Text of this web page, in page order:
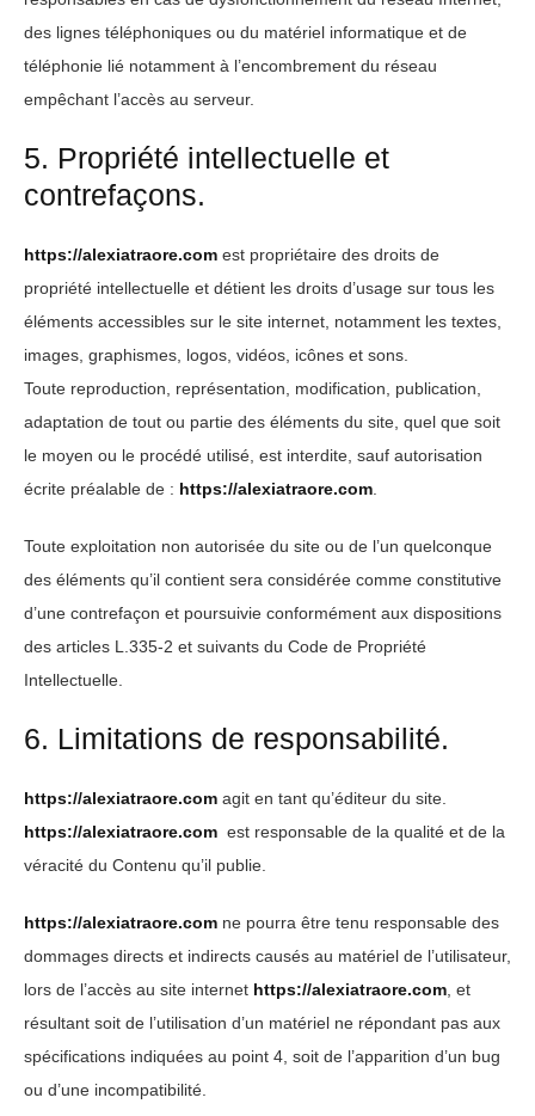
des lignes téléphoniques ou du matériel informatique et de
téléphonie lié notamment à l’encombrement du réseau
empêchant l’accès au serveur.
5. Propriété intellectuelle et
contrefaçons.
https://alexiatraore.com est propriétaire des droits de
propriété intellectuelle et détient les droits d’usage sur tous les
éléments accessibles sur le site internet, notamment les textes,
images, graphismes, logos, vidéos, icônes et sons.
Toute reproduction, représentation, modification, publication,
adaptation de tout ou partie des éléments du site, quel que soit
le moyen ou le procédé utilisé, est interdite, sauf autorisation
écrite préalable de : https://alexiatraore.com
Toute exploitation non autorisée du site ou de l’un quelconque
des éléments qu’il contient sera considérée comme constitutive
d’une contrefaçon et poursuivie conformément aux dispositions
des articles L.335-2 et suivants du Code de Propriété
Intellectuelle.
6. Limitations de responsabilité.
https://alexiatraore.com agit en tant qu’éditeur du site.
https://alexiatraore.com est responsable de la qualité et de la
véracité du Contenu qu’il publie.
https://alexiatraore.com ne pourra être tenu responsable des
dommages directs et indirects causés au matériel de l’utilisateur,
lors de l’accès au site internet https://alexiatraore.com , et
résultant soit de l’utilisation d’un matériel ne répondant pas aux
spécifications indiquées au point 4, soit de l’apparition d’un bug
ou d’une incompatibilité.